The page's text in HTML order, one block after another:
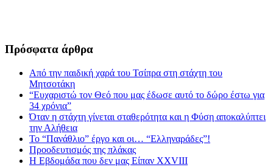
Πρόσφατα άρθρα
Από την παιδική χαρά του Τσίπρα στη στάχτη του
Μητσοτάκη
“Ευχαριστώ τον Θεό που μας έδωσε αυτό το δώρο έστω για
34 χρόνια”
Όταν η στάχτη γίνεται σταθερότητα και η Φύση αποκαλύπτει
την Αλήθεια
Το “Πανάθλιο” έργο και οι… “Ελληναράδες”!
Προοδευτισμός της πλάκας
Η Εβδομάδα που δεν μας Είπαν XXVIII